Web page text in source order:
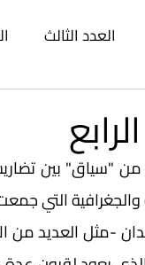
العدد الثالث
العدد الخامس عشر
العدد العشرون